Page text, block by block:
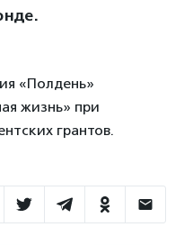
«Полдень»
жизнь» при
грантов.